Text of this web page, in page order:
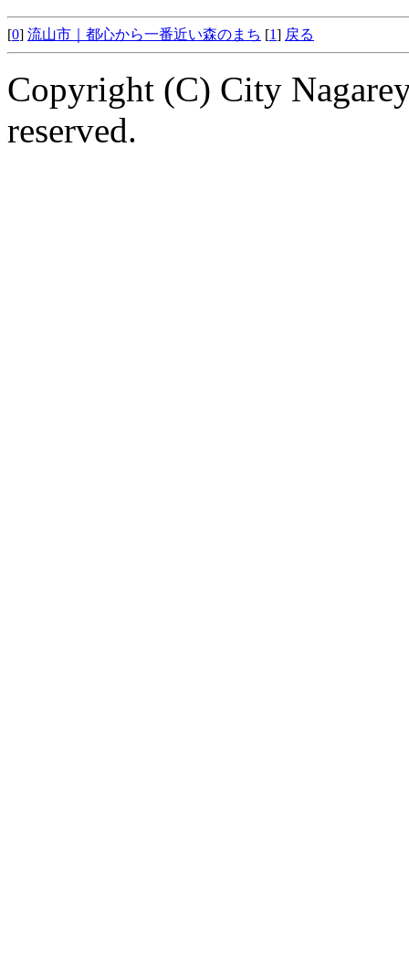
[0] 流山市｜都心から一番近い森のまち [1] 戻る
Copyright (C) City
reserved.